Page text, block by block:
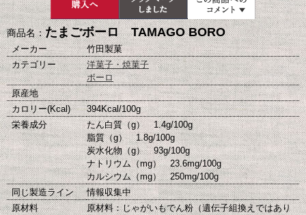
商品名：たまごボーロ TAMAGO BORO
メーカー
竹田製菓
カテゴリー
洋菓子・焼菓子
ボーロ
原産地
カロリー(Kcal)
394Kcal/100g
栄養成分
たん白質（g） 1.4g/100g
脂質（g） 1.8g/100g
炭水化物（g） 93g/100g
ナトリウム（mg） 23.6mg/100g
カルシウム（mg） 250mg/100g
同じ製造ライン
情報収集中
原材料
原材料：じゃがいもでん粉（遺伝子組換えではあり